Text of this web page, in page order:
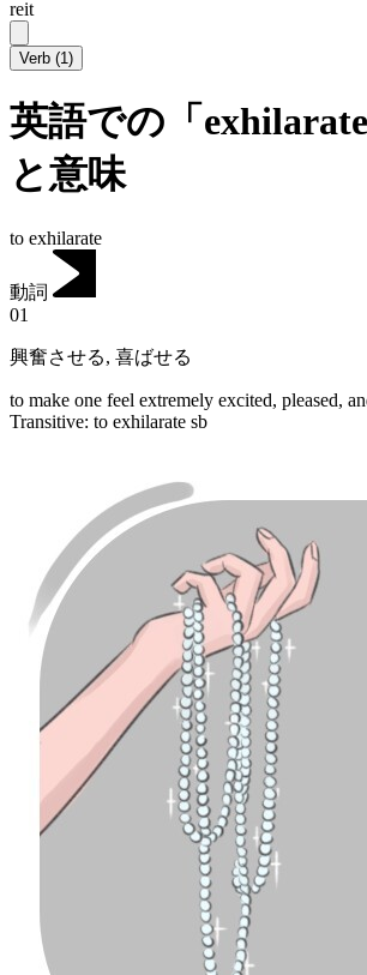
reit
Verb (1)
英語での「
と意味
to exhilarate
動詞
01
興奮させる, 喜ばせる
to make one feel extremely excited, pleased,
Transitive: to exhilarate sb